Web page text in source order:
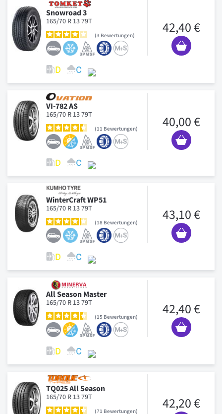
Snowroad 3
165/70 R 13 79T
3 Bewertungen 42,40 €
VI-782 AS
165/70 R 13 79T
11 Bewertungen 40,00 €
WinterCraft WP51
165/70 R 13 79T
18 Bewertungen 43,10 €
All Season Master
165/70 R 13 79T
15 Bewertungen 42,40 €
TQ025 All Season
165/70 R 13 79T
71 Bewertungen 42,20 €